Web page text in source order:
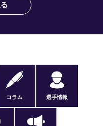
コラム 選手情報